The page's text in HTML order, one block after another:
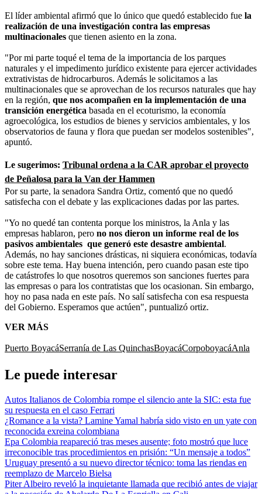
El líder ambiental afirmó que lo único que quedó establecido fue la
realización de una investigación contra las empresas
multinacionales que tienen asiento en la zona.
"Por mi parte toqué el tema de la importancia de los parques
naturales y el impedimento jurídico existente para ejercer actividades
extrativistas de hidrocarburos. Además le solicitamos a las
multinacionales que se aprovechan de los recursos naturales que hay
en la región, que nos acompañen en la implementación de una
transición energética basada en el ecoturismo, la economía
agroecológica, los estudios de bienes y servicios ambientales, y los
observatorios de fauna y flora que puedan ser modelos sostenibles",
apuntó.
Le sugerimos: Tribunal ordena a la CAR aprobar el proyecto
de Peñalosa para la Van der Hammen
Por su parte, la senadora Sandra Ortiz, comentó que no quedó
satisfecha con el debate y las explicaciones dadas por las partes.
"Yo no quedé tan contenta porque los ministros, la Anla y las
empresas hablaron, pero no nos dieron un informe real de los
pasivos ambientales que generó este desastre ambiental.
Además, no hay sanciones drásticas, ni siquiera económicas, todavía
sobre este tema. Hay buena intención, pero cuando pasan este tipo
de catástrofes lo que nosotros queremos son sanciones fuertes para
las empresas o para los contratistas que los ocasionan. Sin embargo,
hoy no pasa nada en este país. No salí satisfecha con esa respuesta
del Gobierno. Esperamos que actúen", puntualizó ortiz.
VER MÁS
Puerto BoyacáSerranía de Las QuinchasBoyacáCorpoboyacáAnla
Le puede interesar
Autos Italianos de Colombia rompe el silencio ante la SIC: esta fue
su respuesta en el caso Ferrari
¿Romance a la vista? Lamine Yamal habría sido visto en un yate con
reconocida exreina colombiana
Epa Colombia reapareció tras meses ausente; foto mostró que luce
irreconocible tras procedimientos en prisión: “Un mensaje a todos”
Uruguay presentó a su nuevo director técnico: toma las riendas en
reemplazo de Marcelo Bielsa
Piter Albeiro reveló la inquietante llamada que recibió antes de viajar